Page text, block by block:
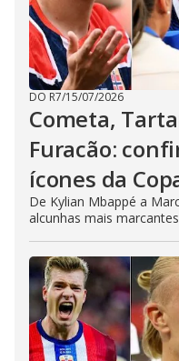
DO R7/15/07/2026
Cometa,
Furacão:
ícones da
De Kylian Mbappé a
alcunhas mais